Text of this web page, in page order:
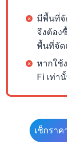
มีพื้นที่จั
จึงต้อง
พื้นที่จัด
หากใช้
Fi เท่า
เช็กราค